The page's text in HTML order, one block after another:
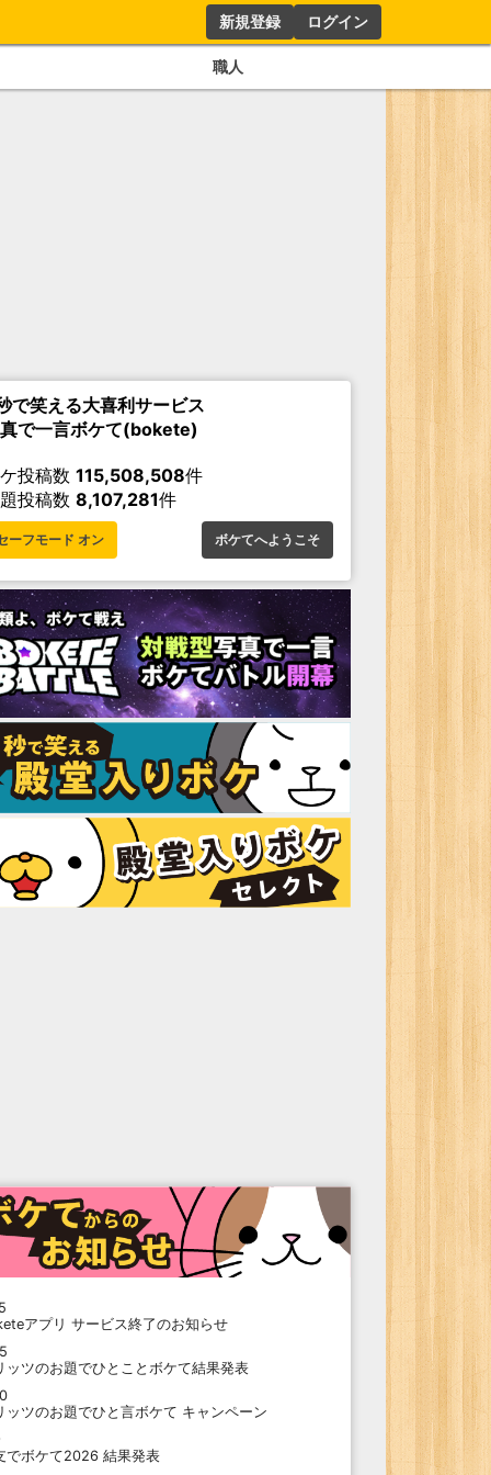
新規登録 ログイン
職人
で笑える大喜利サービス
で一言ボケて(bokete)
投稿数 115,508,508件
投稿数 8,107,281件
ーフモード オン ボケてへようこそ
アプリ サービス終了のお知らせ
ッツのお題でひとことボケて結果発表
ッツのお題でひと言ボケて キャンペーン
でボケて2026 結果発表